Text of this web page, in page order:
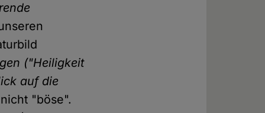
("Heiligkeit
auf die
"böse".